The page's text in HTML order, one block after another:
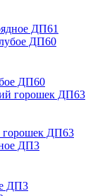
ДП61
ДП60
горошек ДП63
ДП3